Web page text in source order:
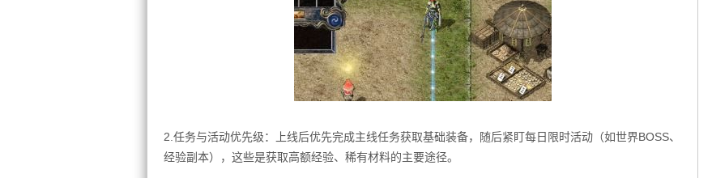
2.任务与活动优先级：上线后优先完成主线任务获取基础装备，随后紧盯每日限时活动（如世界BOSS、
经验副本），这些是获取高额经验、稀有材料的主要途径。